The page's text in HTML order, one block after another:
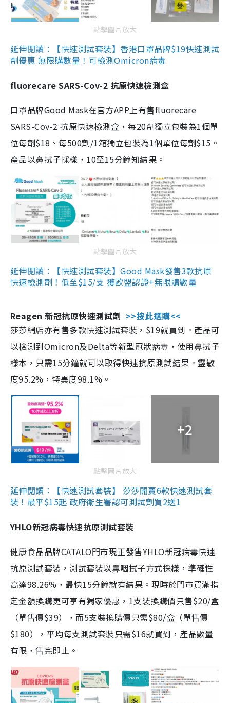
點擊圖片放大
延伸閱讀：【快速測試套裝】香港口罩品牌$19快速測試
劑優惠 無限購數量！可檢測Omicron病毒
fluorecare SARS-Cov-2 抗原快速檢測盒
口罩品牌Good Mask在官方APP上有售fluorecare
SARS-Cov-2 抗原快速檢測盒，每20劑獨立包裝為1個單
位每劑$18、每500劑/1箱獨立包裝為1個單位每劑$15。
產品以鼻拭子採樣，10至15分鐘知結果。
點擊圖片放大
延伸閱讀：【快速測試套裝】Good Mask發售3款抗原
快速檢測劑！低至$15/支 獲歐盟認證+無限購數量
Reagen 新冠抗原快速測試劑 >>按此選購<<
莎莎網店亦有售多款快速測試套裝，$19就買到。產品可
以檢測到Omicron及Delta等新型冠狀病毒，使用鼻拭子
樣本，只需15分鐘就可以取得快速抗原測試結果。靈敏
度95.2%，特異度98.1%。
+2
點擊圖片放大
延伸閱讀：【快速測試套裝】 莎莎開賣6款快速測試套
裝！最平$15起 政府衛生署認可測試劑買2送1
YHLO新冠病毒快速抗原測試套裝
健康食品品牌CATALO門市現正發售YHLO新冠病毒快速
抗原測試套裝，測試套裝以鼻咽拭子方式採樣，準確性
高達98.26%，最快15分鐘就有結果。現時於門市買滿指
定金額換購更可享有獨家優惠，1支裝換購價只售$20/盒
（單售價$39），而5支裝換購價只需$80/盒（單售價
$180），平均每支測試套裝只需$16就買到，產品數量
有限，售完即止。